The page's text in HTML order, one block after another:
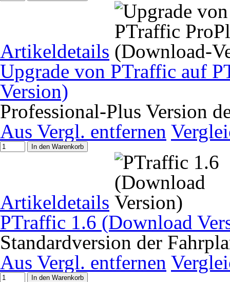
Artikeldetails
Upgrade von PTraffic auf
Version)
Professional-Plus Version
Aus Vergl. entfernen
In den Warenkorb
Artikeldetails
PTraffic 1.6 (Download
Standardversion der
Aus Vergl. entfernen
In den Warenkorb